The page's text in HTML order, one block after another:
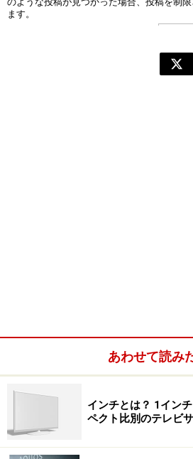
あわせて読み
インチとは？ 1イン
ペクト比別のテレビ